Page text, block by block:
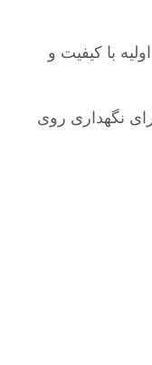
با کیفیت و
روی